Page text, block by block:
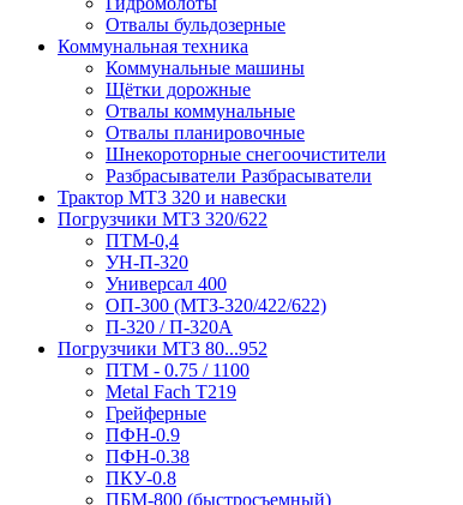
Отвалы бульдозерные
Коммунальная техника
Коммунальные машины
Щётки дорожные
Отвалы коммунальные
Отвалы планировочные
Шнекороторные снегоочистители
Разбрасыватели Разбрасыватели
Трактор МТЗ 320 и навески
Погрузчики МТЗ 320/622
ПТМ-0,4
УН-П-320
Универсал 400
ОП-300 (МТЗ-320/422/622)
П-320 / П-320А
Погрузчики МТЗ 80...952
ПТМ - 0.75 / 1100
Metal Fach T219
Грейферные
ПФН-0.9
ПФН-0.38
ПКУ-0.8
ПБМ-800 (быстросъемный)